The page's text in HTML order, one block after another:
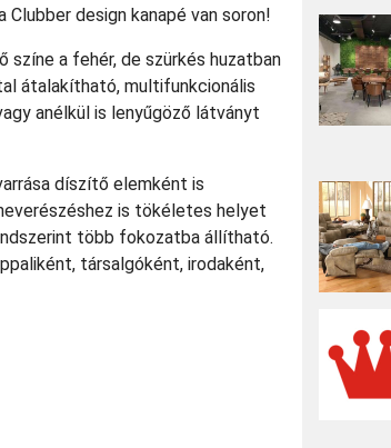
design kanapé van soron!
színe a fehér, de szürkés huzatban
átalakítható, multifunkcionális
anélkül is lenyűgöző látványt
díszítő elemként is
is tökéletes helyet
több fokozatba állítható.
társalgóként, irodaként,